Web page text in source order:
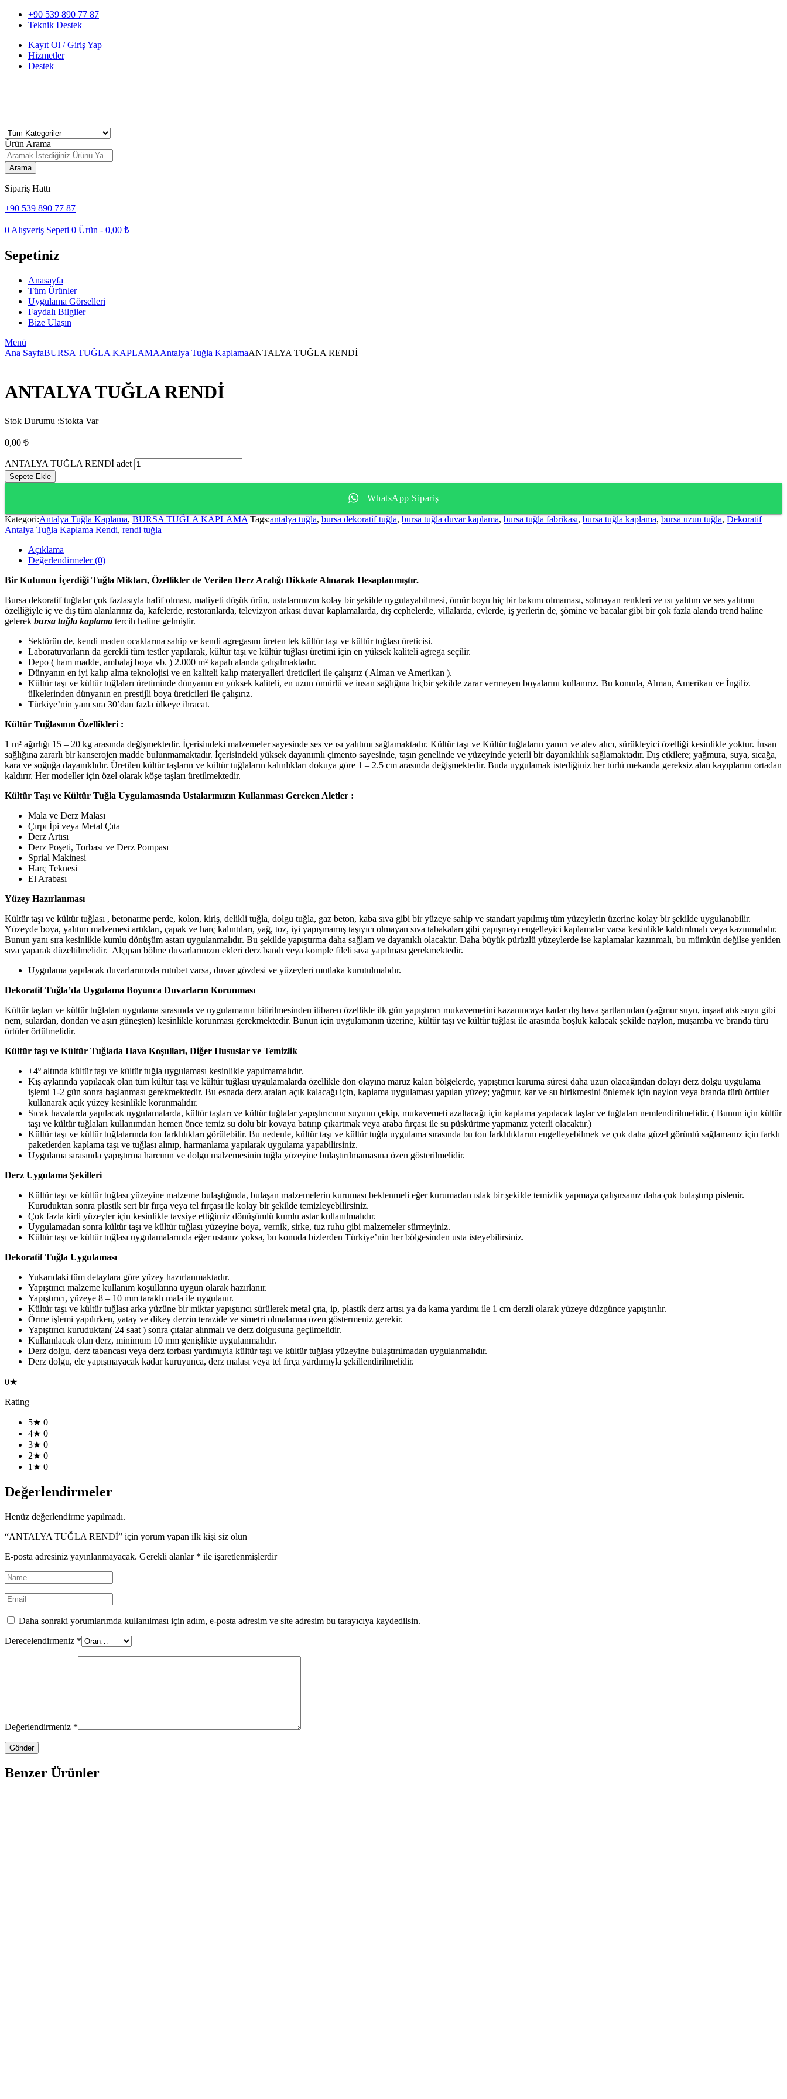
+90 539 890 77 87
Teknik Destek
Kayıt Ol / Giriş Yap
Hizmetler
Destek
Ürün Arama
Arama
Sipariş Hattı
+90 539 890 77 87
0 Alışveriş Sepeti 0 Ürün - 0,00 ₺
Sepetiniz
Anasayfa
Tüm Ürünler
Uygulama Görselleri
Faydalı Bilgiler
Bize Ulaşın
Menü
Ana SayfaBURSA TUĞLA KAPLAMAAntalya Tuğla KaplamaANTALYA TUĞLA RENDİ
ANTALYA TUĞLA RENDİ
Stok Durumu :Stokta Var
0,00 ₺
ANTALYA TUĞLA RENDİ adet
Sepete Ekle
WhatsApp Sipariş
Kategori:Antalya Tuğla Kaplama, BURSA TUĞLA KAPLAMA Tags:antalya tuğla, bursa dekoratif tuğla, bursa tuğla duvar kaplama, bursa tuğla fabrikası, bursa tuğla kaplama, bursa uzun tuğla, Dekoratif
Antalya Tuğla Kaplama Rendi, rendi tuğla
Açıklama
Değerlendirmeler (0)
Bir Kutunun İçerdiği Tuğla Miktarı, Özellikler de Verilen Derz Aralığı Dikkate Alınarak Hesaplanmıştır.
Bursa dekoratif tuğlalar çok fazlasıyla hafif olması, maliyeti düşük ürün, ustalarımızın kolay bir şekilde uygulayabilmesi, ömür boyu hiç bir bakımı olmaması, solmayan renkleri ve ısı yalıtım ve ses yalıtımı
özelliğiyle iç ve dış tüm alanlarınız da, kafelerde, restoranlarda, televizyon arkası duvar kaplamalarda, dış cephelerde, villalarda, evlerde, iş yerlerin de, şömine ve bacalar gibi bir çok fazla alanda trend haline
gelerek bursa tuğla kaplama tercih haline gelmiştir.
Sektörün de, kendi maden ocaklarına sahip ve kendi agregasını üreten tek kültür taşı ve kültür tuğlası üreticisi.
Laboratuvarların da gerekli tüm testler yapılarak, kültür taşı ve kültür tuğlası üretimi için en yüksek kaliteli agrega seçilir.
Depo ( ham madde, ambalaj boya vb. ) 2.000 m² kapalı alanda çalışılmaktadır.
Dünyanın en iyi kalıp alma teknolojisi ve en kaliteli kalıp materyalleri üreticileri ile çalışırız ( Alman ve Amerikan ).
Kültür taşı ve kültür tuğlaları üretiminde dünyanın en yüksek kaliteli, en uzun ömürlü ve insan sağlığına hiçbir şekilde zarar vermeyen boyalarını kullanırız. Bu konuda, Alman, Amerikan ve İngiliz
ülkelerinden dünyanın en prestijli boya üreticileri ile çalışırız.
Türkiye’nin yanı sıra 30’dan fazla ülkeye ihracat.
Kültür Tuğlasının Özellikleri :
1 m² ağırlığı 15 – 20 kg arasında değişmektedir. İçerisindeki malzemeler sayesinde ses ve ısı yalıtımı sağlamaktadır. Kültür taşı ve Kültür tuğlaların yanıcı ve alev alıcı, sürükleyici özelliği kesinlikle yoktur. İnsan
sağlığına zararlı bir kanserojen madde bulunmamaktadır. İçerisindeki yüksek dayanımlı çimento sayesinde, taşın genelinde ve yüzeyinde yeterli bir dayanıklılık sağlamaktadır. Dış etkilere; yağmura, suya, sıcağa,
kara ve soğuğa dayanıklıdır. Üretilen kültür taşların ve kültür tuğlaların kalınlıkları dokuya göre 1 – 2.5 cm arasında değişmektedir. Buda uygulamak istediğiniz her türlü mekanda gereksiz alan kayıplarını ortadan
kaldırır. Her modeller için özel olarak köşe taşları üretilmektedir.
Kültür Taşı ve Kültür Tuğla Uygulamasında Ustalarımızın Kullanması Gereken Aletler :
Mala ve Derz Malası
Çırpı İpi veya Metal Çıta
Derz Artısı
Derz Poşeti, Torbası ve Derz Pompası
Sprial Makinesi
Harç Teknesi
El Arabası
Yüzey Hazırlanması
Kültür taşı ve kültür tuğlası , betonarme perde, kolon, kiriş, delikli tuğla, dolgu tuğla, gaz beton, kaba sıva gibi bir yüzeye sahip ve standart yapılmış tüm yüzeylerin üzerine kolay bir şekilde uygulanabilir.
Yüzeyde boya, yalıtım malzemesi artıkları, çapak ve harç kalıntıları, yağ, toz, iyi yapışmamış taşıyıcı olmayan sıva tabakaları gibi yapışmayı engelleyici kaplamalar varsa kesinlikle kaldırılmalı veya kazınmalıdır.
Bunun yanı sıra kesinlikle kumlu dönüşüm astarı uygulanmalıdır. Bu şekilde yapıştırma daha sağlam ve dayanıklı olacaktır. Daha büyük pürüzlü yüzeylerde ise kaplamalar kazınmalı, bu mümkün değilse yeniden
sıva yaparak düzeltilmelidir. Alçıpan bölme duvarlarınızın ekleri derz bandı veya komple fileli sıva yapılması gerekmektedir.
Uygulama yapılacak duvarlarınızda rutubet varsa, duvar gövdesi ve yüzeyleri mutlaka kurutulmalıdır.
Dekoratif Tuğla’da Uygulama Boyunca Duvarların Korunması
Kültür taşları ve kültür tuğlaları uygulama sırasında ve uygulamanın bitirilmesinden itibaren özellikle ilk gün yapıştırıcı mukavemetini kazanıncaya kadar dış hava şartlarından (yağmur suyu, inşaat atık suyu gibi
nem, sulardan, dondan ve aşırı güneşten) kesinlikle korunması gerekmektedir. Bunun için uygulamanın üzerine, kültür taşı ve kültür tuğlası ile arasında boşluk kalacak şekilde naylon, muşamba ve branda türü
örtüler örtülmelidir.
Kültür taşı ve Kültür Tuğlada Hava Koşulları, Diğer Hususlar ve Temizlik
+4º altında kültür taşı ve kültür tuğla uygulaması kesinlikle yapılmamalıdır.
Kış aylarında yapılacak olan tüm kültür taşı ve kültür tuğlası uygulamalarda özellikle don olayına maruz kalan bölgelerde, yapıştırıcı kuruma süresi daha uzun olacağından dolayı derz dolgu uygulama
işlemi 1-2 gün sonra başlanması gerekmektedir. Bu esnada derz araları açık kalacağı için, kaplama uygulaması yapılan yüzey; yağmur, kar ve su birikmesini önlemek için naylon veya branda türü örtüler
kullanarak açık yüzey kesinlikle korunmalıdır.
Sıcak havalarda yapılacak uygulamalarda, kültür taşları ve kültür tuğlalar yapıştırıcının suyunu çekip, mukavemeti azaltacağı için kaplama yapılacak taşlar ve tuğlaları nemlendirilmelidir. ( Bunun için kültür
taşı ve kültür tuğlaları kullanımdan hemen önce temiz su dolu bir kovaya batırıp çıkartmak veya araba fırçası ile su püskürtme yapmanız yeterli olacaktır.)
Kültür taşı ve kültür tuğlalarında ton farklılıkları görülebilir. Bu nedenle, kültür taşı ve kültür tuğla uygulama sırasında bu ton farklılıklarını engelleyebilmek ve çok daha güzel görüntü sağlamanız için farklı
paketlerden kaplama taşı ve tuğlası alınıp, harmanlama yapılarak uygulama yapabilirsiniz.
Uygulama sırasında yapıştırma harcının ve dolgu malzemesinin tuğla yüzeyine bulaştırılmamasına özen gösterilmelidir.
Derz Uygulama Şekilleri
Kültür taşı ve kültür tuğlası yüzeyine malzeme bulaştığında, bulaşan malzemelerin kuruması beklenmeli eğer kurumadan ıslak bir şekilde temizlik yapmaya çalışırsanız daha çok bulaştırıp pislenir.
Kuruduktan sonra plastik sert bir fırça veya tel fırçası ile kolay bir şekilde temizleyebilirsiniz.
Çok fazla kirli yüzeyler için kesinlikle tavsiye ettiğimiz dönüşümlü kumlu astar kullanılmalıdır.
Uygulamadan sonra kültür taşı ve kültür tuğlası yüzeyine boya, vernik, sirke, tuz ruhu gibi malzemeler sürmeyiniz.
Kültür taşı ve kültür tuğlası uygulamalarında eğer ustanız yoksa, bu konuda bizlerden Türkiye’nin her bölgesinden usta isteyebilirsiniz.
Dekoratif Tuğla Uygulaması
Yukarıdaki tüm detaylara göre yüzey hazırlanmaktadır.
Yapıştırıcı malzeme kullanım koşullarına uygun olarak hazırlanır.
Yapıştırıcı, yüzeye 8 – 10 mm taraklı mala ile uygulanır.
Kültür taşı ve kültür tuğlası arka yüzüne bir miktar yapıştırıcı sürülerek metal çıta, ip, plastik derz artısı ya da kama yardımı ile 1 cm derzli olarak yüzeye düzgünce yapıştırılır.
Örme işlemi yapılırken, yatay ve dikey derzin terazide ve simetri olmalarına özen göstermeniz gerekir.
Yapıştırıcı kuruduktan( 24 saat ) sonra çıtalar alınmalı ve derz dolgusuna geçilmelidir.
Kullanılacak olan derz, minimum 10 mm genişlikte uygulanmalıdır.
Derz dolgu, derz tabancası veya derz torbası yardımıyla kültür taşı ve kültür tuğlası yüzeyine bulaştırılmadan uygulanmalıdır.
Derz dolgu, ele yapışmayacak kadar kuruyunca, derz malası veya tel fırça yardımıyla şekillendirilmelidir.
0★
Rating
5★ 0
4★ 0
3★ 0
2★ 0
1★ 0
Değerlendirmeler
Henüz değerlendirme yapılmadı.
“ANTALYA TUĞLA RENDİ” için yorum yapan ilk kişi siz olun
E-posta adresiniz yayınlanmayacak. Gerekli alanlar * ile işaretlenmişlerdir
Daha sonraki yorumlarımda kullanılması için adım, e-posta adresim ve site adresim bu tarayıcıya kaydedilsin.
Derecelendirmeniz *
Değerlendirmeniz *
Benzer Ürünler